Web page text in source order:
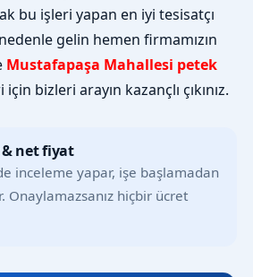
bu işleri yapan en iyi tesisatçı
gelin hemen firmamızın
Mustafapaşa Mahallesi petek
bizleri arayın kazançlı çıkınız.
& net fiyat
inceleme yapar, işe başlamadan
Onaylamazsanız hiçbir ücret